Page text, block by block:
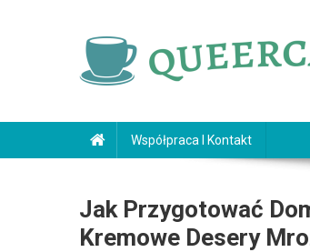
Współpraca I Kontakt
Jak Przygotować
Kremowe Desery